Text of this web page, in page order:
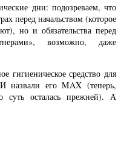
дни: подозреваем, что
перед начальством (которое
но и обязательства перед
возможно, даже
гигиеническое средство для
назвали его MAX (теперь,
суть осталась прежней). А